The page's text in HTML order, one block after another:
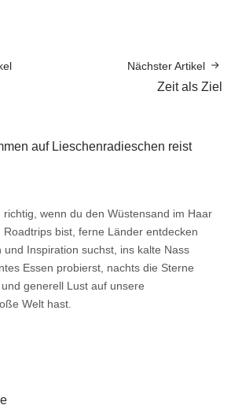
Nächster Artikel
Zeit als Ziel
auf Lieschenradieschen reist
richtig, wenn du den Wüstensand im Haar
Roadtrips bist, ferne Länder entdecken
und Inspiration suchst, ins kalte Nass
Essen probierst, nachts die Sterne
generell Lust auf unsere
Welt hast.